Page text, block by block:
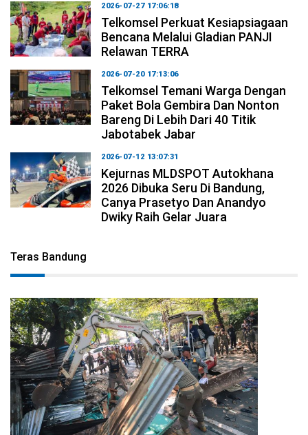
2026-07-27 17:06:18
Telkomsel Perkuat Kesiapsiagaan
Bencana Melalui Gladian PANJI
Relawan TERRA
2026-07-20 17:13:06
Telkomsel Temani Warga Dengan
Paket Bola Gembira Dan Nonton
Bareng Di Lebih Dari 40 Titik
Jabotabek Jabar
2026-07-12 13:07:31
Kejurnas MLDSPOT Autokhana
2026 Dibuka Seru Di Bandung,
Canya Prasetyo Dan Anandyo
Dwiky Raih Gelar Juara
Teras Bandung
2026-08-06 17:34:08